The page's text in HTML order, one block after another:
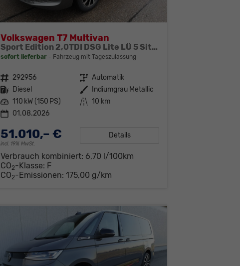
Volkswagen T7 Multivan
Sport Edition 2,0TDI DSG Lite LÜ 5 Sitzer
sofort lieferbar Fahrzeug mit Tageszulassung
Fahrzeugnr. 292956 Getriebe Automatik
Kraftstoff Diesel Außenfarbe
Indiumgrau Metallic
Leistung 110 kW (150 PS) Kilometerstand 10 km
01.08.2026
51.010,– €
incl. 19% MwSt.
Details
Verbrauch kombiniert: 6,70 l/100km
CO2-Klasse: F
CO2-Emissionen:175,00 g/km